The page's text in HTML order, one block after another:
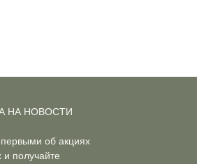
первыми об акциях
и получайте
НА НОВОСТИ